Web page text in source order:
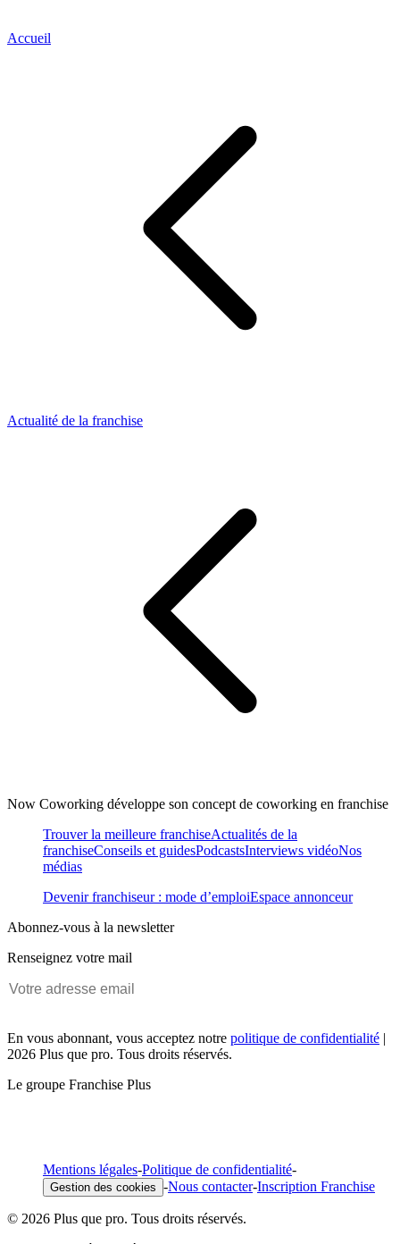
Accueil
Actualité de la franchise
Now Coworking développe son concept de coworking en franchise
Trouver la meilleure franchiseActualités de la
franchiseConseils et guidesPodcastsInterviews vidéoNos
médias
Devenir franchiseur : mode d’emploiEspace annonceur
Abonnez-vous à la newsletter
Renseignez votre mail
En vous abonnant, vous acceptez notre politique de confidentialité |
2026 Plus que pro. Tous droits réservés.
Le groupe Franchise Plus
Mentions légales-Politique de confidentialité-
Gestion des cookies -Nous contacter-Inscription Franchise
© 2026 Plus que pro. Tous droits réservés.